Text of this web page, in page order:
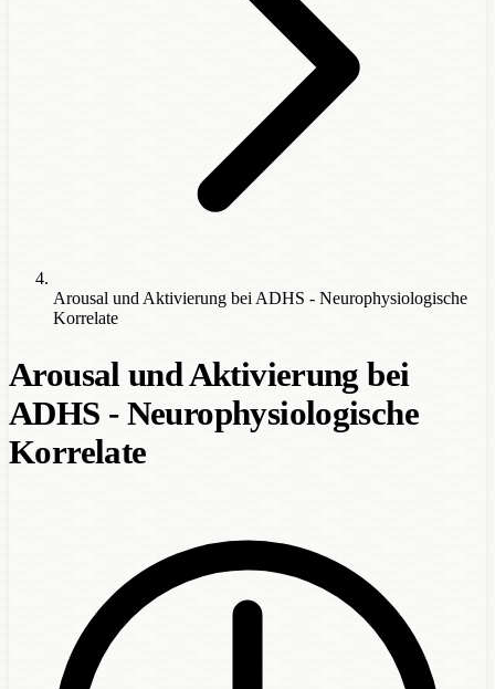
Arousal und Aktivierung bei ADHS - Neurophysiologische
Korrelate
Arousal und Aktivierung bei
ADHS - Neurophysiologische
Korrelate